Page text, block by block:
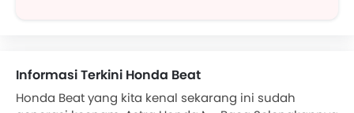
Informasi Terkini Honda Beat
Honda Beat yang kita kenal sekarang ini sudah